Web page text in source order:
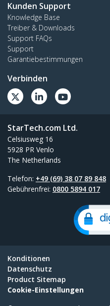
Kunden Support
Knowledge Base
Treiber & Downloads
Support FAQs
Support
Garantiebestimmungen
Verbinden
StarTech.com Ltd.
Celsiusweg 16
5928 PR Venlo
The Netherlands
Telefon: +49 (69) 38 07 89 848
Gebührenfrei: 0800 5894 017
Konditionen
Datenschutz
Product Sitemap
Cookie-Einstellungen